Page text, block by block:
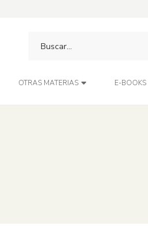
OTRAS MATERIAS E-BOOKS